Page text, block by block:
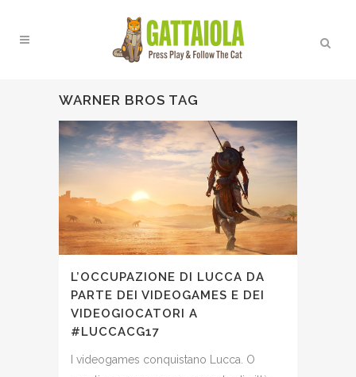
WARNER BROS TAG
L’OCCUPAZIONE DI LUCCA DA
PARTE DEI VIDEOGAMES E DEI
VIDEOGIOCATORI A
#LUCCACG17
I videogames conquistano Lucca. O